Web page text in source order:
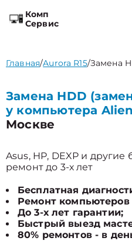
Комп
Сервис
Главная/Aurora R15/Замена
Замена HDD
у компьютера
Москве
Asus, HP, DEXP и
ремонт до 3-х лет
Бесплатная
Ремонт компьютеров
До 3-х лет гарантии;
Быстрый выезд
80% ремонтов - в